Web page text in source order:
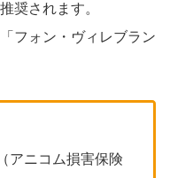
奨されます。
フォン・ヴィレブラン
アニコム損害保険